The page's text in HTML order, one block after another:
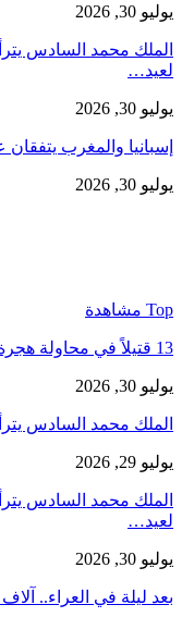
يوليو 30, 2026
لعيد…
يوليو 30, 2026
إسبانيا والمغرب
يوليو 30, 2026
Top مشاهدة
13 قتيلاً في محاولة هجرة جماعية نحو سبتة المحتلة
يوليو 30, 2026
الملك محمد السادس
يوليو 29, 2026
لعيد…
يوليو 30, 2026
بعد ليلة في العراء..